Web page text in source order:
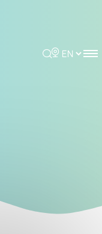
Rechercher
Choisir la